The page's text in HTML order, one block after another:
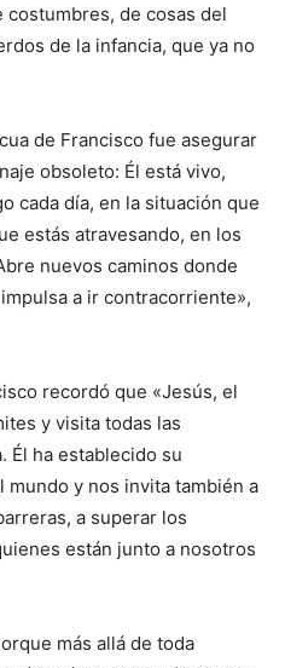
costumbres, de cosas del
de la infancia, que ya no
de Francisco fue asegurar
obsoleto: Él está vivo,
cada día, en la situación que
estás atravesando, en los
nuevos caminos donde
a ir contracorriente»,
recordó que «Jesús, el
y visita todas las
Él ha establecido su
y nos invita también a
a superar los
están junto a nosotros
más allá de toda